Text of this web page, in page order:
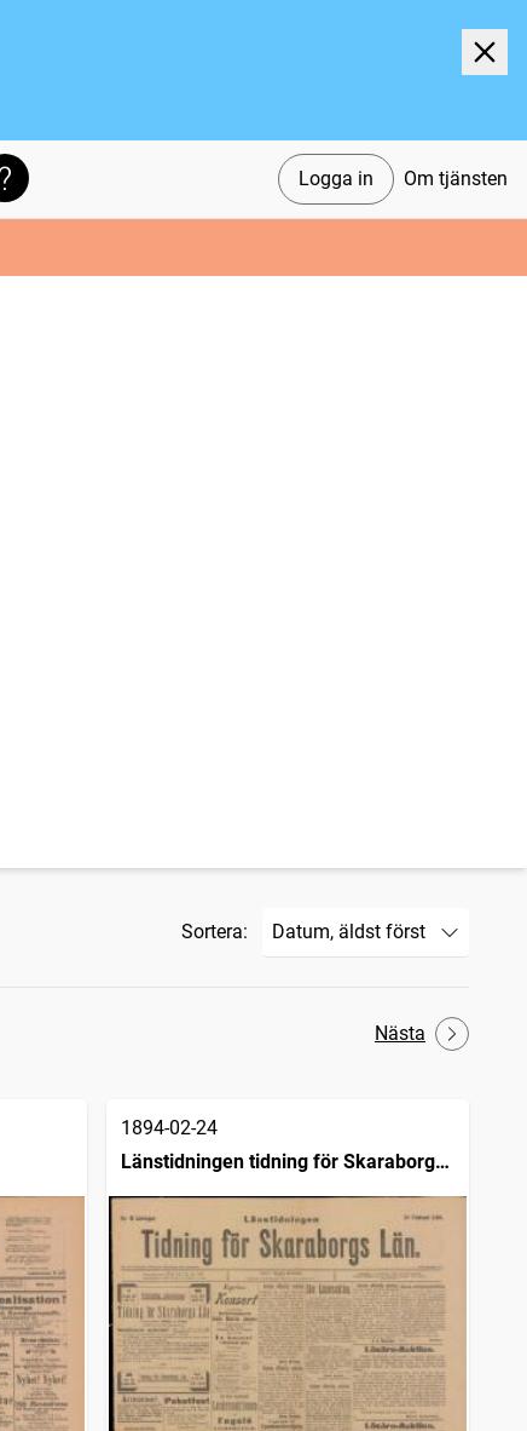
Logga in Om tjänsten
Söktips
Sortera:
Nästa
1894-02-24
Länstidningen tidning för Skaraborgs
län